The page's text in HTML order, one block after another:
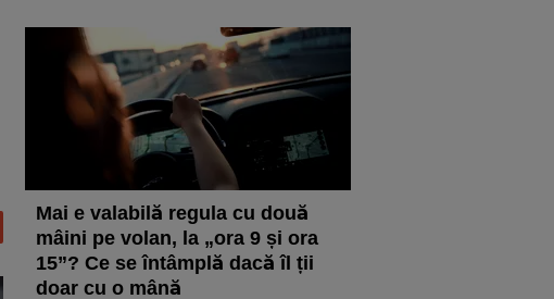
Mai e valabilă regula cu două
mâini pe volan, la „ora 9 și ora
15”? Ce se întâmplă dacă îl ții
doar cu o mână